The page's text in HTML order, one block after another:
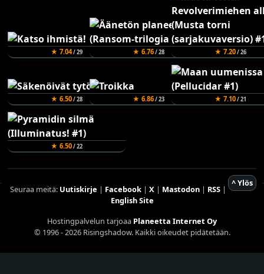
★ 7.04/ 29 ★ 6.76/ 28 ★ 7.20/ 26
★ 6.50/ 28 ★ 6.86/ 23 ★ 7.10/ 21
★ 6.50/ 22
^ Ylös
Seuraa meitä: Uutiskirje | Facebook| X| Mastodon| RSS|
English Site
Hostingpalvelun tarjoaa Planeetta Internet Oy
© 1996 - 2026 Risingshadow. Kaikki oikeudet pidätetään.